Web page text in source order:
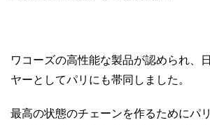
ワコーズの高性能な製品が認められ、
ヤーとしてパリにも帯同しました。
最高の状態のチェーンを作るためにパ